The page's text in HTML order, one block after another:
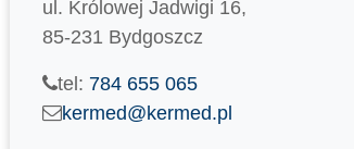
ul. Królowej Jadwigi 16,
85-231 Bydgoszcz
tel: 784 655 065
kermed@kermed.pl